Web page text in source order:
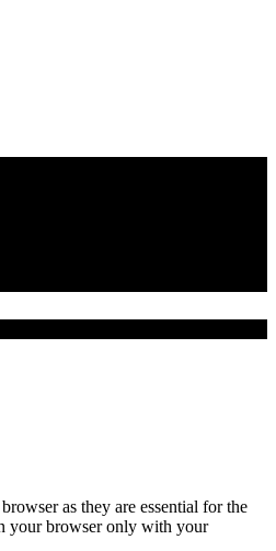
as they are essential for the
your browser only with your